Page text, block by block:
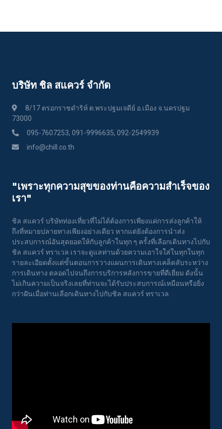
บริษัท ชิล สแควร์ จำกัด
8/17 ตรอกราชดำริห์ ต.พระปฐมเจดีย์ อ.เมือง จ.นครปฐม
73000
095-7607253, 091-9996635, 092-2549939
info@chill.co.th
"เพราะทุกความสุขของท่านคือความสําเร็จของ
เรา"
ชิล สแควร์ บริษัทท่องเที่ยวที่ไม่ได้ต้องการเพียงแค่การส่งลูกค้าให้
ถึงที่หมายปลายทางเพียงอย่างเดียว หากแต่ยังต้องการนำส่ง
ประสบการณ์อันสุดยอดให้กับลูกค้าในทุก ๆ ครั้งที่เลือกเดินทางไปกับ
ชิล สแควร์ ทราเวล เราจะดูแลท่านด้วยความเอาใจใส่ในทุกในทุก
รายละเอียดตั้งแต่ขั้นตอนการวางแผนการเดินทางเคล็ดลับระหว่าง
การเดินทาง ตลอดไปจนถึงการบริการหลังการขายที่ดีเยี่ยม ดังนั้น
ไม่เกินความเป็นจริงเลยที่ท่านจะได้รับประสบการณ์เหมือนหรือยิ่ง
กว่าฝันเมื่อท่านเลือกเดินทางไปกับชิล สแควร์ ทราเวล